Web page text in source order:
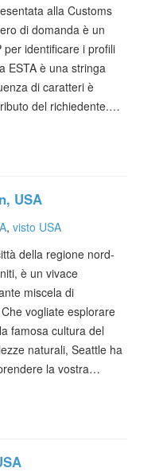
alla Customs
di domanda è un
per identificare i profili
ESTA è una stringa
di caratteri è
del richiedente.…
USA
, visto USA
della regione nord-
è un vivace
miscela di
vogliate esplorare
famosa cultura del
naturali, Seattle ha
la vostra…